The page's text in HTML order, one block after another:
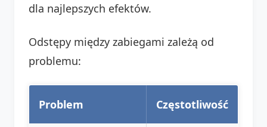
dla najlepszych efektów.
Odstępy między zabiegami zależą od
problemu:
Problem Częstotliwość